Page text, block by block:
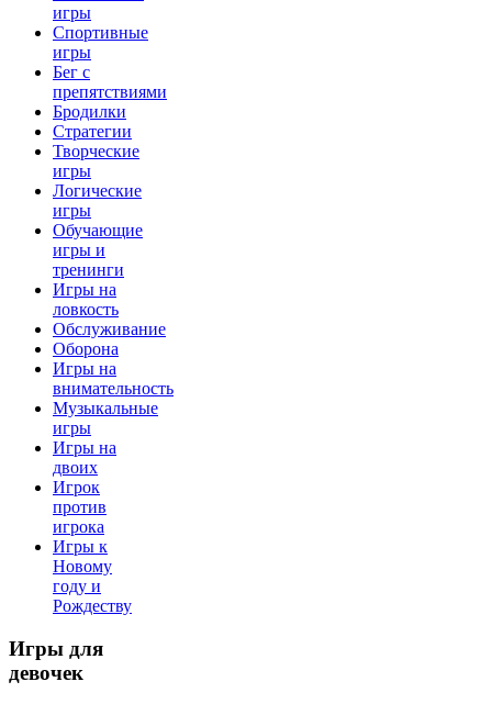
игры
Спортивные
игры
Бег с
препятствиями
Бродилки
Стратегии
Творческие
игры
Логические
игры
Обучающие
игры и
тренинги
Игры на
ловкость
Обслуживание
Оборона
Игры на
внимательность
Музыкальные
игры
Игры на
двоих
Игрок
против
игрока
Игры к
Новому
году и
Рождеству
Игры для
девочек